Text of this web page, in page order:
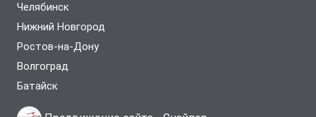
Челябинск
Нижний Новгород
Ростов-на-Дону
Волгоград
Батайск